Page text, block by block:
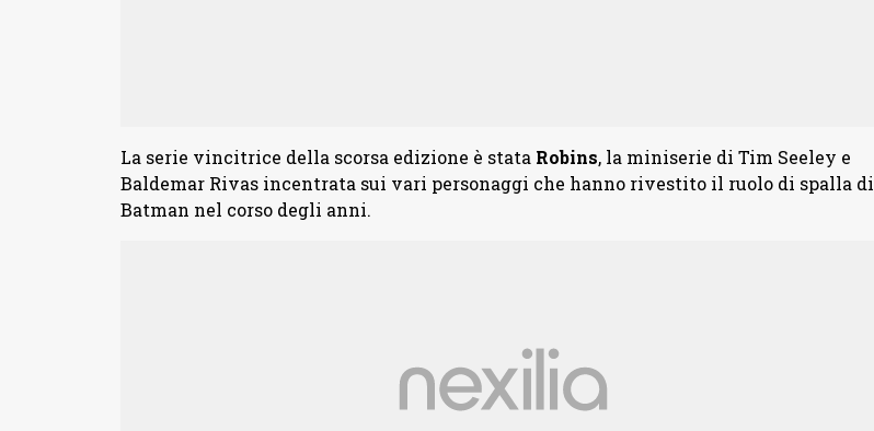
La serie vincitrice della scorsa edizione è stata Robins, la miniserie di Tim Seeley e
Baldemar Rivas incentrata sui vari personaggi che hanno rivestito il ruolo di spalla di
Batman nel corso degli anni.